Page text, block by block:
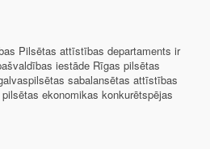
Pilsētas attīstības departaments ir
iestāde Rīgas pilsētas
sabalansētas attīstības
ekonomikas konkurētspējas